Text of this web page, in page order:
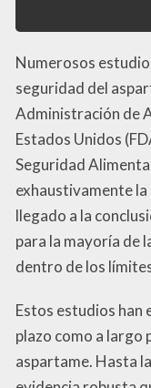
Numerosos
seguridad del
Administración de
Estados Unidos
Seguridad
exhaustivamente
llegado a la
para la mayoría de
dentro de los
Estos estudios
plazo como a largo
aspartame. Hasta